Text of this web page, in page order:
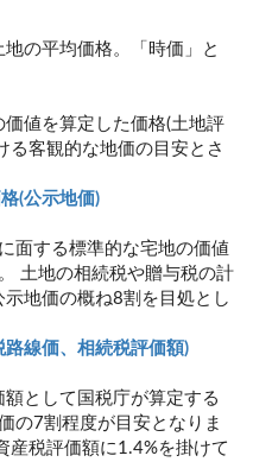
の平均価格。「時価」と
値を算定した価格(土地評
る客観的な地価の目安とさ
(公示地価)
面する標準的な宅地の価値
土地の相続税や贈与税の計
地価の概ね8割を目処とし
線価、相続税評価額)
として国税庁が算定する
の7割程度が目安となりま
産税評価額に1.4%を掛けて